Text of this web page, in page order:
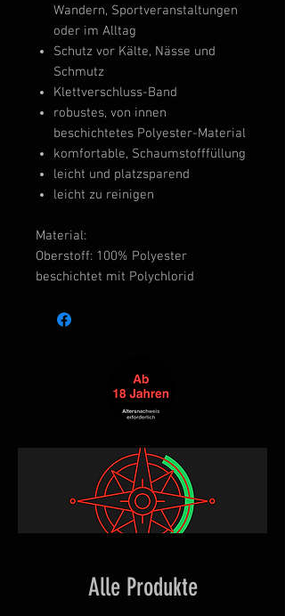
Wandern, Sportveranstaltungen
oder im Alltag
Schutz vor Kälte, Nässe und
Schmutz
Klettverschluss-Band
robustes, von innen
beschichtetes Polyester-Material
komfortable, Schaumstofffüllung
leicht und platzsparend
leicht zu reinigen
Material:
Oberstoff: 100% Polyester
beschichtet mit Polychlorid
Alle Produkte